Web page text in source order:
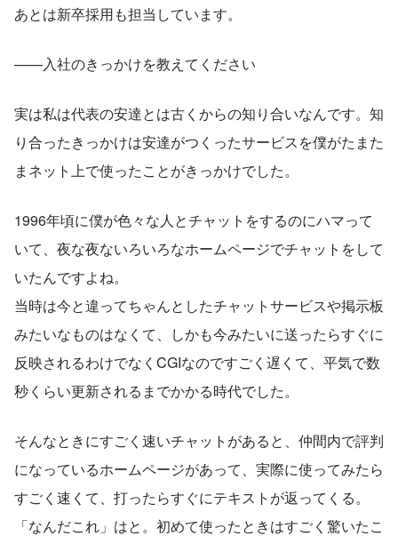
あとは新卒採用も担当しています。
——入社のきっかけを教えてください
実は私は代表の安達とは古くからの知り合いなんです。知
り合ったきっかけは安達がつくったサービスを僕がたまた
まネット上で使ったことがきっかけでした。
1996年頃に僕が色々な人とチャットをするのにハマって
いて、夜な夜ないろいろなホームページでチャットをして
いたんですよね。
当時は今と違ってちゃんとしたチャットサービスや掲示板
みたいなものはなくて、しかも今みたいに送ったらすぐに
反映されるわけでなくCGIなのですごく遅くて、平気で数
秒くらい更新されるまでかかる時代でした。
そんなときにすごく速いチャットがあると、仲間内で評判
になっているホームページがあって、実際に使ってみたら
すごく速くて、打ったらすぐにテキストが返ってくる。
「なんだこれ」はと。初めて使ったときはすごく驚いたこ